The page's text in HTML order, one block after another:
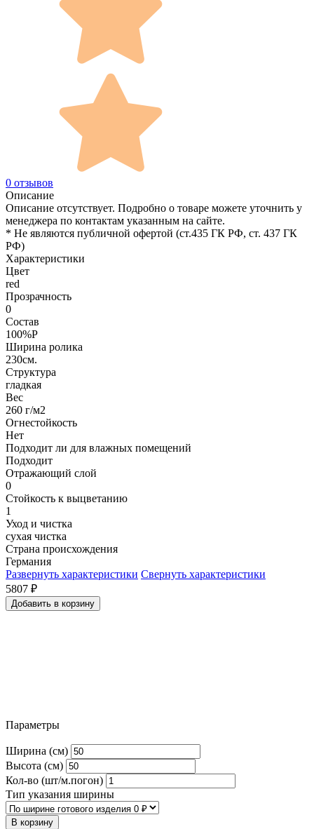
0 отзывов
Описание
Описание отсутствует. Подробно о товаре можете уточнить у
менеджера по контактам указанным на сайте.
* Не являются публичной офертой (ст.435 ГК РФ, cт. 437 ГК
РФ)
Характеристики
Цвет
red
Прозрачность
0
Состав
100%P
Ширина ролика
230см.
Структура
гладкая
Вес
260 г/м2
Огнестойкость
Нет
Подходит ли для влажных помещений
Подходит
Отражающий слой
0
Стойкость к выцветанию
1
Уход и чистка
сухая чистка
Страна происхождения
Германия
Развернуть характеристики Свернуть характеристики
5807 ₽
Добавить в корзину
Параметры
Ширина (см)
Высота (см)
Кол-во (шт/м.погон)
Тип указания ширины
В корзину